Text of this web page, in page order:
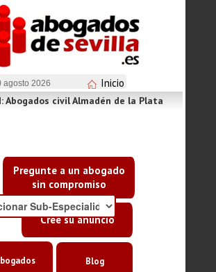
agosto 2026 Inicio
Pregunte a un abogado
sin compromiso
Cree su anuncio
Abogados civil Almadén de la Plata
Blog